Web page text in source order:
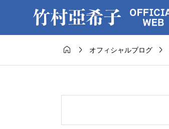
  オフィシャルブログ 